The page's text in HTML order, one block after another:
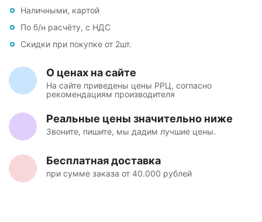
Наличными, картой
По б/н расчёту, с НДС
Скидки при покупке от 2шт.
О ценах на сайте
На сайте приведены цены РРЦ, согласно
рекомендациям производителя
Реальные цены значительно ниже
Звоните, пишите, мы дадим лучшие цены.
Бесплатная доставка
при сумме заказа от 40.000 рублей